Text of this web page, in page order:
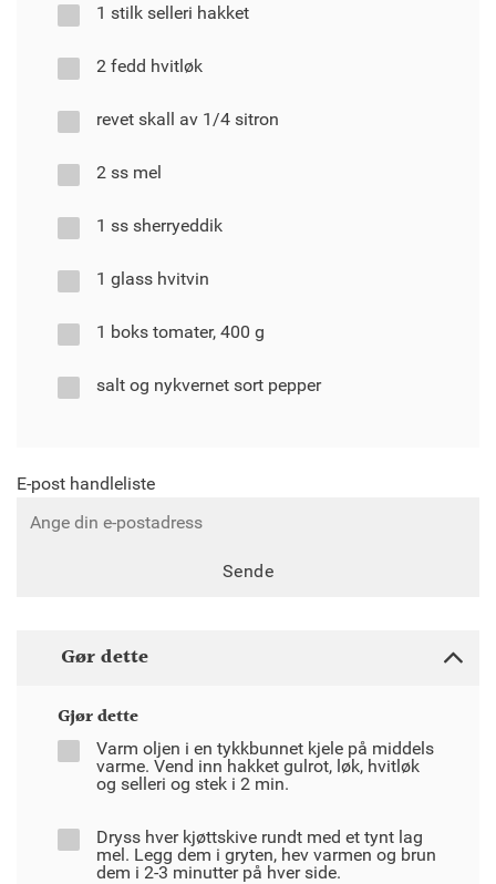
1 stilk selleri hakket
2 fedd hvitløk
revet skall av 1/4 sitron
2 ss mel
1 ss sherryeddik
1 glass hvitvin
1 boks tomater, 400 g
salt og nykvernet sort pepper
E-post handleliste
Sende
Gør dette
Gjør dette
Varm oljen i en tykkbunnet kjele på middels
varme. Vend inn hakket gulrot, løk, hvitløk
og selleri og stek i 2 min.
Dryss hver kjøttskive rundt med et tynt lag
mel. Legg dem i gryten, hev varmen og brun
dem i 2-3 minutter på hver side.